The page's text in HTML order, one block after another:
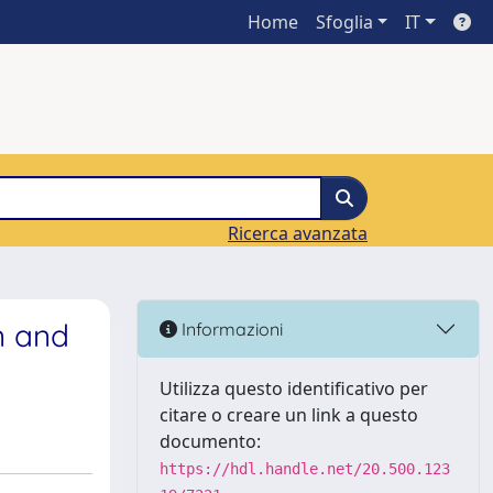
Home Sfoglia IT
Ricerca avanzata
and
Informazioni
Utilizza questo identificativo per
citare o creare un link a questo
documento:
https://hdl.handle.net/20.500.123